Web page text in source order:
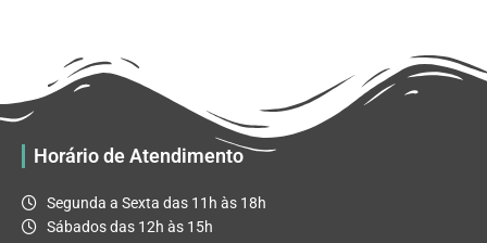
Horário de Atendimento
Segunda a Sexta das 11h às 18h
Sábados das 12h às 15h